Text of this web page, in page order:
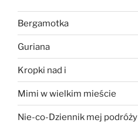
Bergamotka
Guriana
Kropki nad i
Mimi w wielkim mieście
Nie-co-Dziennik mej podróży